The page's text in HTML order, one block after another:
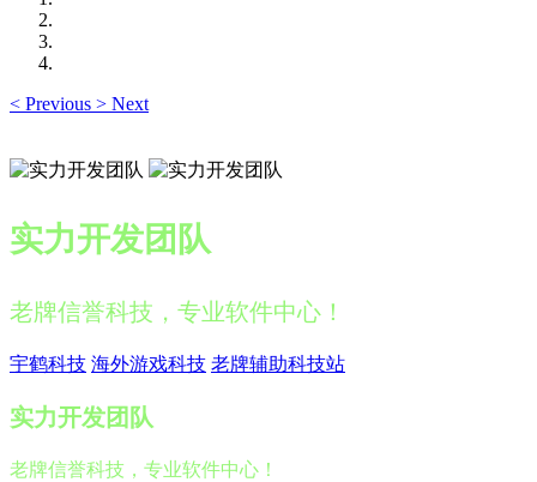
< Previous > Next
实力开发团队
老牌信誉科技，专业软件中心！
宇鹤科技 海外游戏科技 老牌辅助科技站
实力开发团队
老牌信誉科技，专业软件中心！